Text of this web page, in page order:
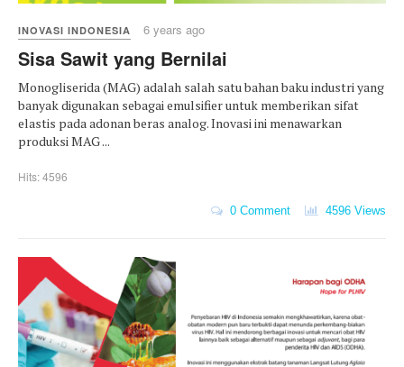
INOVASI INDONESIA 6 years ago
Sisa Sawit yang Bernilai
Monogliserida (MAG) adalah salah satu bahan baku industri yang
banyak digunakan sebagai emulsifier untuk memberikan sifat
elastis pada adonan beras analog. Inovasi ini menawarkan
produksi MAG ...
Hits: 4596
0 Comment 4596 Views